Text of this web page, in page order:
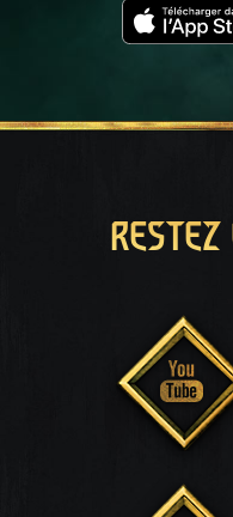
RESTEZ